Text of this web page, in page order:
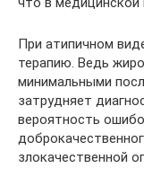
При атипичном
терапию. Ведь
минимальными
затрудняет
вероятность
злокачественной